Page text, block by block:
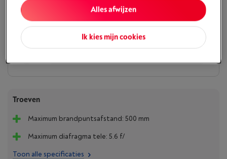
Debetrentevoet 6,24%, Kredietkost € 227,40
Troeven
Maximum brandpuntsafstand: 500 mm
Maximum diafragma tele: 5.6 f/
Toon alle specificaties
Ik kies mijn cookies
Alles afwijzen